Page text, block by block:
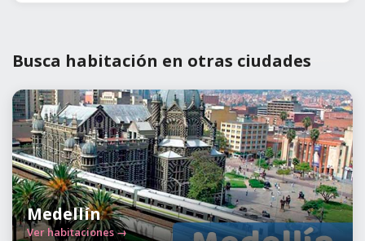
Busca habitación en otras ciudades
Medellín
Ver habitaciones →